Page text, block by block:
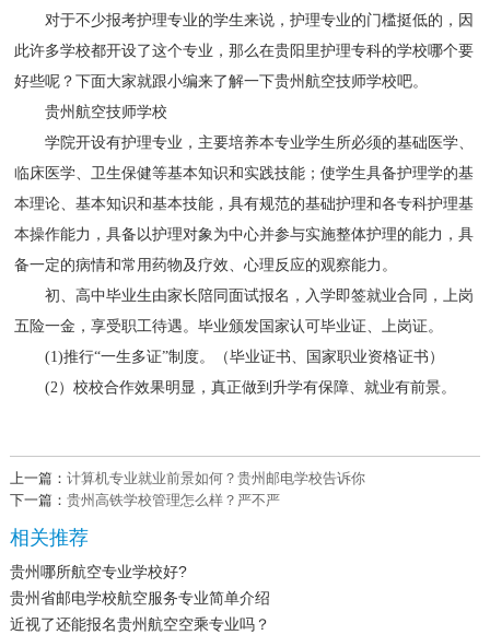
对于不少报考护理专业的学生来说，护理专业的门槛挺低的，因
此许多学校都开设了这个专业，那么在贵阳里护理专科的学校哪个要
好些呢？下面大家就跟小编来了解一下贵州航空技师学校吧。
贵州航空技师学校
学院开设有护理专业，主要培养本专业学生所必须的基础医学、
临床医学、卫生保健等基本知识和实践技能；使学生具备护理学的基
本理论、基本知识和基本技能，具有规范的基础护理和各专科护理基
本操作能力，具备以护理对象为中心并参与实施整体护理的能力，具
备一定的病情和常用药物及疗效、心理反应的观察能力。
初、高中毕业生由家长陪同面试报名，入学即签就业合同，上岗
五险一金，享受职工待遇。毕业颁发国家认可毕业证、上岗证。
(1)推行“一生多证”制度。（毕业证书、国家职业资格证书）
(2）校校合作效果明显，真正做到升学有保障、就业有前景。
上一篇： 计算机专业就业前景如何？贵州邮电学校告诉你
下一篇： 贵州高铁学校管理怎么样？严不严
相关推荐
贵州哪所航空专业学校好?
贵州省邮电学校航空服务专业简单介绍
近视了还能报名贵州航空空乘专业吗？